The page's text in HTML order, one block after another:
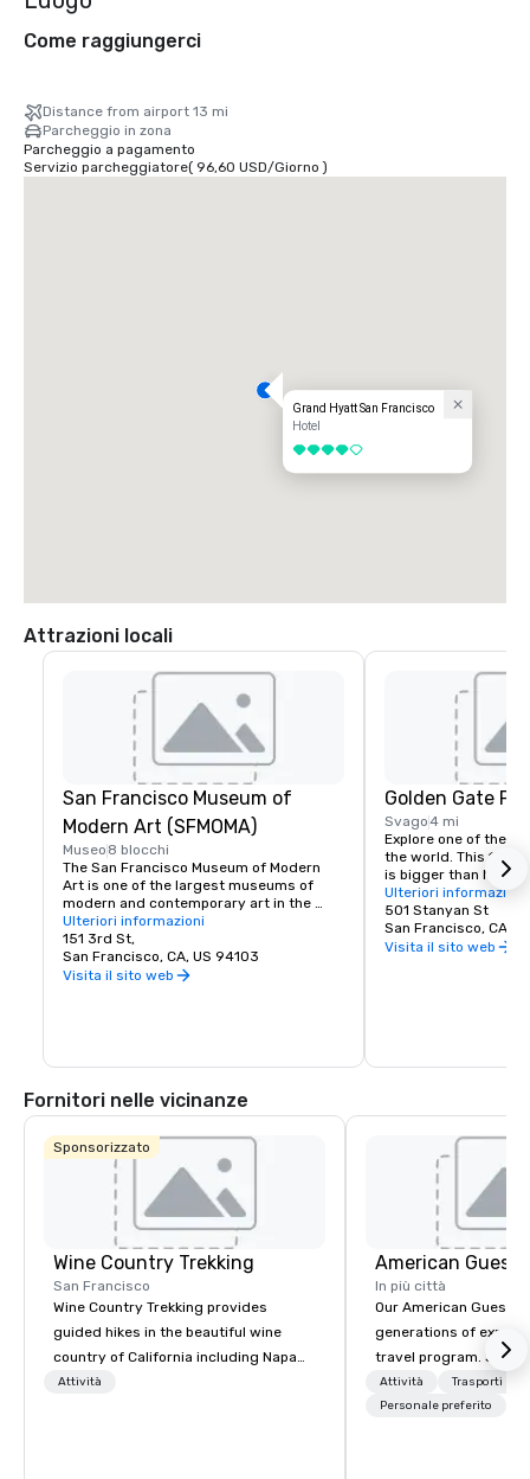
Come raggiungerci
Distance from airport 13 mi
Parcheggio in zona
Parcheggio a pagamento
Servizio parcheggiatore( 96,60 USD/Giorno )
Grand Hyatt San Francisco
Hotel
4 su 5
Attrazioni locali
San Francisco Museum of
Modern Art (SFMOMA)
Museo 8 blocchi
The San Francisco Museum of Modern
Art is one of the largest museums of
modern and contemporary art in the
United States and a thriving cultural
center for the Bay Area. It spans seven
stories and has a cafe and bookstore on
site. SFMOMA’s permanent collection
Ulteriori informazioni
151 3rd St,
San Francisco, CA, US 94103
Visita il sito web
Golden Gate
Svago4 mi
Explore one of the
the world. This 150-
is bigger than New
Park, and with
vehicles, it’s a safe
its hidden treasures
Academy of
Ulteriori informazioni
501 Stanyan St
San Francisco, CA,
Visita il sito web
Fornitori nelle vicinanze
Sponsorizzato
Wine Country Trekking
San Francisco
Wine Country Trekking provides
guided hikes in the beautiful wine
country of California including Napa
and Sonoma Valleys. These
Attività
American Guest
In più città
Our American Guest
generations of
travel program. Since
mission has been to
imagination of your
Attività
Trasporti
Personale preferito